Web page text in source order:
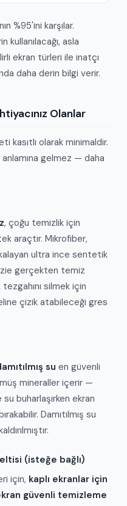
%95'ini karşılar.
kullanılacağı, asla
ekran türleri ile inatçı
daha derin bilgi verir.
Olanlar
kasıtlı olarak minimaldir.
gelmez — daha
, çoğu temizlik için
araçtır. Mikrofiber,
ultra ince sentetik
gerçekten temiz
silmek için
çizik atabileceği gres
su en güvenli
mineraller içerir —
buharlaşırken ekran
Damıtılmış su
(isteğe bağlı)
için, kaplı ekranlar için
güvenli temizleme